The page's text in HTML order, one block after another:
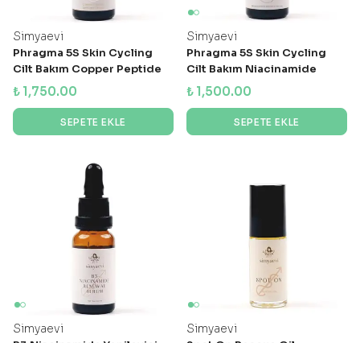
Simyaevi
Phragma 5S Skin Cycling
Cilt Bakım Copper Peptide
Serumu
₺ 1,750.00
SEPETE EKLE
Simyaevi
Phragma 5S Skin Cycling
Cilt Bakım Niacinamide
Serumu
₺ 1,500.00
SEPETE EKLE
Simyaevi Simyaevi